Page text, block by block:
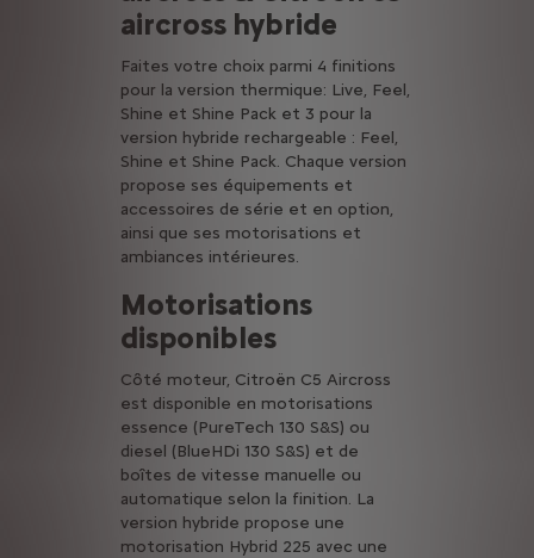
aircross hybride
Faites votre choix parmi 4 finitions
pour la version thermique: Live, Feel,
Shine et Shine Pack et 3 pour la
version hybride rechargeable : Feel,
Shine et Shine Pack. Chaque version
propose ses équipements et
accessoires de série et en option,
ainsi que ses motorisations et
ambiances intérieures.
Motorisations
disponibles
Côté moteur, Citroën C5 Aircross
est disponible en motorisations
essence (PureTech 130 S&S) ou
diesel (BlueHDi 130 S&S) et de
boîtes de vitesse manuelle ou
automatique selon la finition. La
version hybride propose une
motorisation Hybrid 225 avec une